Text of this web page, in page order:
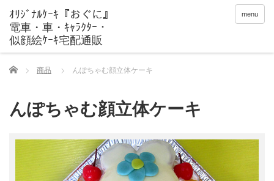
menu
Home 商品 んぽちゃむ顔立体ケーキ
んぽちゃむ顔立体ケーキ